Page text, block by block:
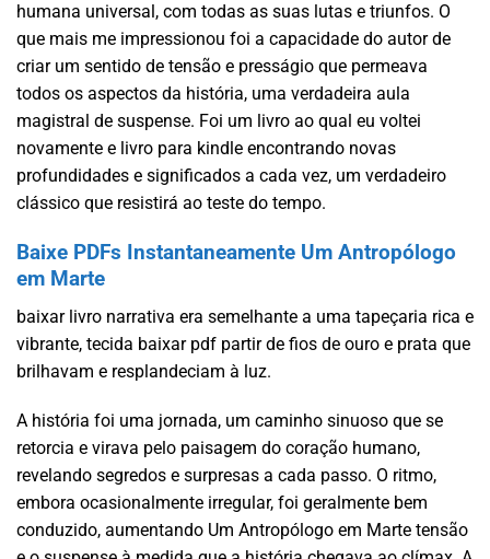
humana universal, com todas as suas lutas e triunfos. O
que mais me impressionou foi a capacidade do autor de
criar um sentido de tensão e presságio que permeava
todos os aspectos da história, uma verdadeira aula
magistral de suspense. Foi um livro ao qual eu voltei
novamente e livro para kindle encontrando novas
profundidades e significados a cada vez, um verdadeiro
clássico que resistirá ao teste do tempo.
Baixe PDFs Instantaneamente Um Antropólogo
em Marte
baixar livro narrativa era semelhante a uma tapeçaria rica e
vibrante, tecida baixar pdf partir de fios de ouro e prata que
brilhavam e resplandeciam à luz.
A história foi uma jornada, um caminho sinuoso que se
retorcia e virava pelo paisagem do coração humano,
revelando segredos e surpresas a cada passo. O ritmo,
embora ocasionalmente irregular, foi geralmente bem
conduzido, aumentando Um Antropólogo em Marte tensão